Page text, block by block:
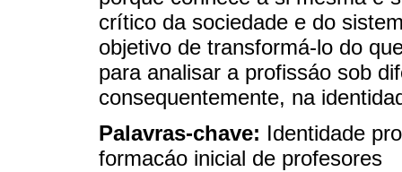
crítico da sociedade e do
objetivo de transformá-lo do
para analisar a profissáo sob
consequentemente, na
Palavras-chave: Identidade
formacáo inicial de profesores